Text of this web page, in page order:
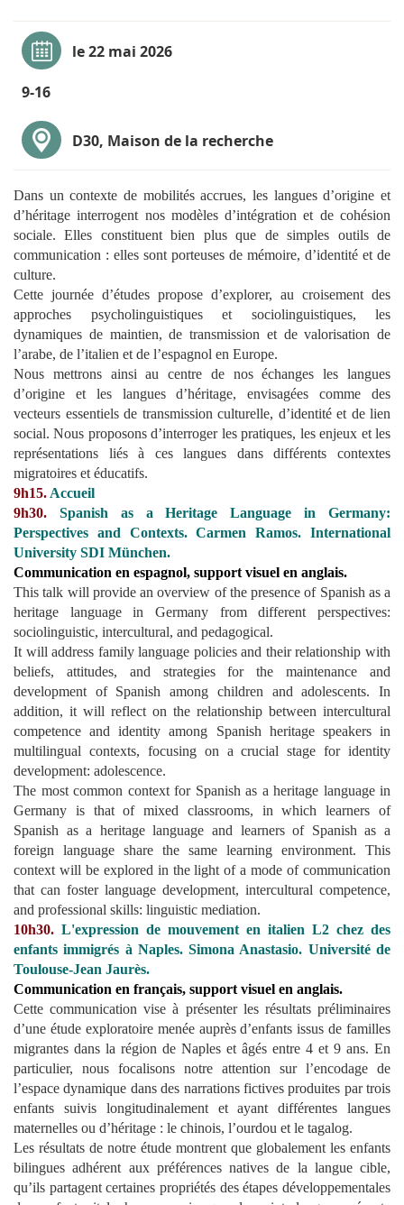
le 22 mai 2026
9-16
D30, Maison de la recherche
Dans un contexte de mobilités accrues, les langues d’origine et
d’héritage interrogent nos modèles d’intégration et de cohésion
sociale. Elles constituent bien plus que de simples outils de
communication : elles sont porteuses de mémoire, d’identité et de
culture.
Cette journée d’études propose d’explorer, au croisement des
approches psycholinguistiques et sociolinguistiques, les
dynamiques de maintien, de transmission et de valorisation de
l’arabe, de l’italien et de l’espagnol en Europe.
Nous mettrons ainsi au centre de nos échanges les langues
d’origine et les langues d’héritage, envisagées comme des
vecteurs essentiels de transmission culturelle, d’identité et de lien
social. Nous proposons d’interroger les pratiques, les enjeux et les
représentations liés à ces langues dans différents contextes
migratoires et éducatifs.
9h15. Accueil
9h30. Spanish as a Heritage Language in Germany:
Perspectives and Contexts.Carmen Ramos.International
University SDI München.
Communication en espagnol, support visuel en anglais.
This talk will provide an overview of the presence of Spanish as a
heritage language in Germany from different perspectives:
sociolinguistic, intercultural, and pedagogical.
It will address family language policies and their relationship with
beliefs, attitudes, and strategies for the maintenance and
development of Spanish among children and adolescents. In
addition, it will reflect on the relationship between intercultural
competence and identity among Spanish heritage speakers in
multilingual contexts, focusing on a crucial stage for identity
development: adolescence.
The most common context for Spanish as a heritage language in
Germany is that of mixed classrooms, in which learners of
Spanish as a heritage language and learners of Spanish as a
foreign language share the same learning environment. This
context will be explored in the light of a mode of communication
that can foster language development, intercultural competence,
and professional skills: linguistic mediation.
10h30. L'expression de mouvement en italien L2 chez des
enfants immigrés à Naples. Simona Anastasio. Université de
Toulouse-Jean Jaurès.
Communication en français, support visuel en anglais.
Cette communication vise à présenter les résultats préliminaires
d’une étude exploratoire menée auprès d’enfants issus de familles
migrantes dans la région de Naples et âgés entre 4 et 9 ans. En
particulier, nous focalisons notre attention sur l’encodage de
l’espace dynamique dans des narrations fictives produites par trois
enfants suivis longitudinalement et ayant différentes langues
maternelles ou d’héritage : le chinois, l’ourdou et le tagalog.
Les résultats de notre étude montrent que globalement les enfants
bilingues adhérent aux préférences natives de la langue cible,
qu’ils partagent certaines propriétés des étapes développementales